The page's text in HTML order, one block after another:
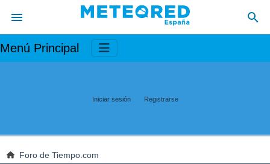
Menú Principal
Iniciar sesión Registrarse
Foro de Tiempo.com